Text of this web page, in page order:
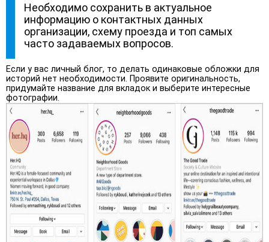
Необходимо сохранить в актуальное
информацию о контактных данных
организации, схему проезда и топ самых
часто задаваемых вопросов.
Если у вас личный блог, то делать одинаковые обложки для
историй нет необходимости. Проявите оригинальность,
придумайте название для вкладок и выберите интересные
фотографии.